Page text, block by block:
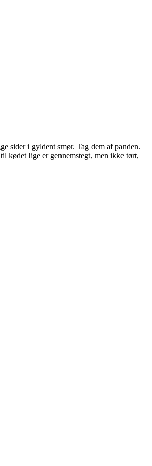
sider i gyldent smør. Tag dem af panden.
kødet lige er gennemstegt, men ikke tørt,